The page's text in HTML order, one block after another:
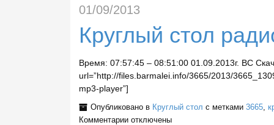
01/09/2013
Круглый стол
Время: 07:57:45 – 08:51:00 01.09.2013г. ВС
url=”http://files.barmalei.info/3665/2013/
mp3-player”]
Опубликовано в Круглый стол с метками 3665,
Комментарииотключены